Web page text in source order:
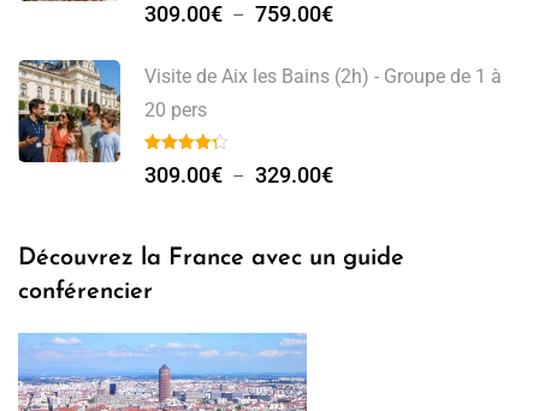
309.00€ – 759.00€
Visite de Aix les Bains (2h) - Groupe de 1 à
20 pers
309.00€ – 329.00€
Découvrez la France avec un guide
conférencier